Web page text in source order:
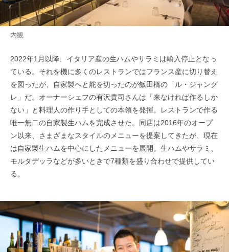
内観
2022年1月以降、イタリア産の生ハムやサラミは輸入停止となっ
ている。それを機に多くのレストランではフランス産に切り替え
を図ったが、自家製へと舵を切ったのが飯田橋の「ル・ジャング
レ」だ。オーナーシェフの有沢貴司さんは「来なければ作るしか
ない」と料理人の作り手としての本領を発揮。レストランで作る
唯一無二の自家製生ハムを完成させた。同店は2016年のオープ
ン以来、さまざまなスタイルのメニューを提案してきたが、現在
は自家製生ハムを中心にしたメニューを展開。生ハムやサラミ、
モルタデッラなどが多いときで7種類を盛り合わせで提供してい
る。